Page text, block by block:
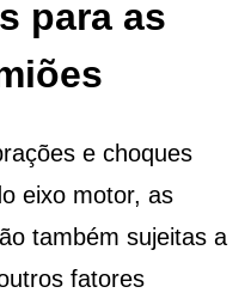
para as
e choques
eixo motor, as
também sujeitas a
fatores